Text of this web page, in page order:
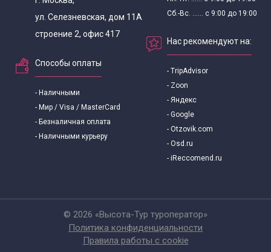
ул. Селезневская, дом 11А
строение 2, офис 417
Способы оплаты
- Наличными
- Мир / Visa / MasterCard
- Безналичная оплата
- Наличными курьеру
Сб.-Вс. ...... с 9:00 до 19:00
Нас рекомендуют на:
- TripAdvisor
- Zoon
- Яндекс
- Google
- Otzovik.com
- Osd.ru
- iReccomend.ru
© 2026 «Высота-Тур туроператор»
Политика конфиденциальности
Правила работы с cookie